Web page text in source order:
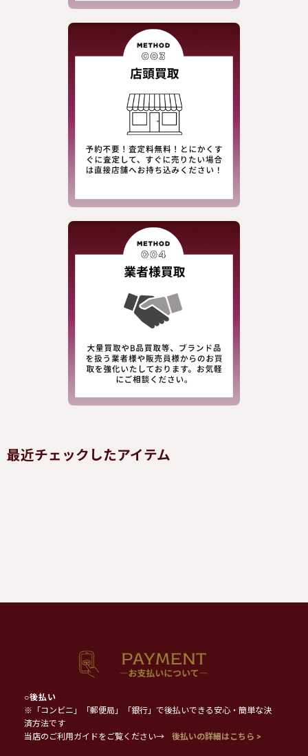
最近チェックしたアイテム
○後払い
※「コンビニ」「郵便局」「銀行」で後払いできる安心・簡単な決
済方法です
当店のご利用ガイドをご覧ください→
後払いの詳細はこちら >